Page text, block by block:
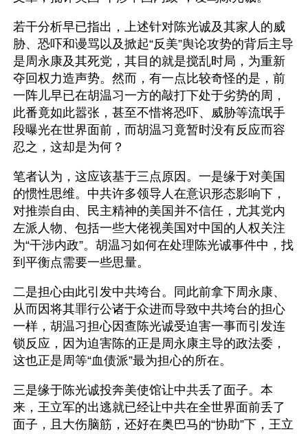
若干分析早已指出，上述针对陈光诚及其家人的威
胁、恐吓和谩骂以及掀起“反美”舆论攻势的背后主导
是周永康及其死党，其目的就是搅乱时局，为重新
夺回权力造声势。然而，有一点比较奇怪的是，前
一阵儿早已在胡温习一方的敲打下处于劣势的周，
此番竟如此嚣张，甚至不惜将恐吓、威胁等流氓手
段曝光在世界面前，而胡温习竟暂时没有反应而容
忍之，这却是为何？
笔者认为，这应该基于三点原因。一是缘于对美国
的惯性思维。中共许多领导人在意识形态影响下，
对推崇自由、民主精神的美国并不信任，尤其党内
左派人物、包括一些大佬视美国对中国的人权关注
为“干涉内政”。胡温习如何在处理陈光诚事件中，找
到平衡点需要一些思量。
二是担心由此引发中共垮台。同此前拿下周永康、
从而因将其罪行公诸于众进而导致中共垮台的担心
一样，胡温习担心因查陈光诚受迫害一事而引发连
锁反应，因为迫害陈的正是周永康主导的政法委，
这也正是周等“血债派”最为担心的所在。
三是缘于陈光诚投奔美使馆让中共丢了面子。本
来，王立军的出逃就已经让中共在全世界面前丢了
面子，且大伤脑筋，还好在奥巴马的“协助”下，王立